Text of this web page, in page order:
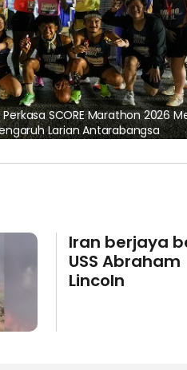
keselamatan, pematuhan
Iran berjaya
USS Abraham
Lincoln